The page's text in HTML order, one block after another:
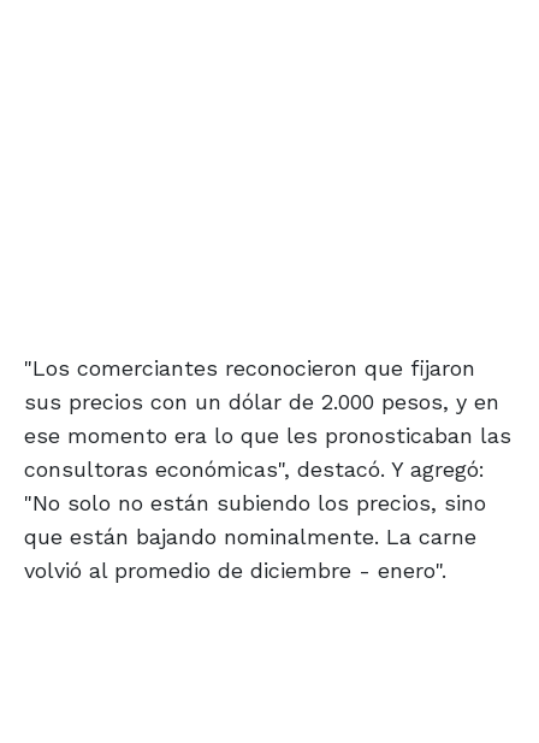
"Los comerciantes reconocieron que fijaron
sus precios con un dólar de 2.000 pesos, y en
ese momento era lo que les pronosticaban las
consultoras económicas", destacó. Y agregó:
"No solo no están subiendo los precios, sino
que están bajando nominalmente. La carne
volvió al promedio de diciembre - enero".